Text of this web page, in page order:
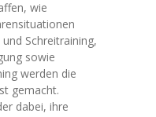
wie
Schreitraining,
sowie
werden die
gemacht.
dabei, ihre